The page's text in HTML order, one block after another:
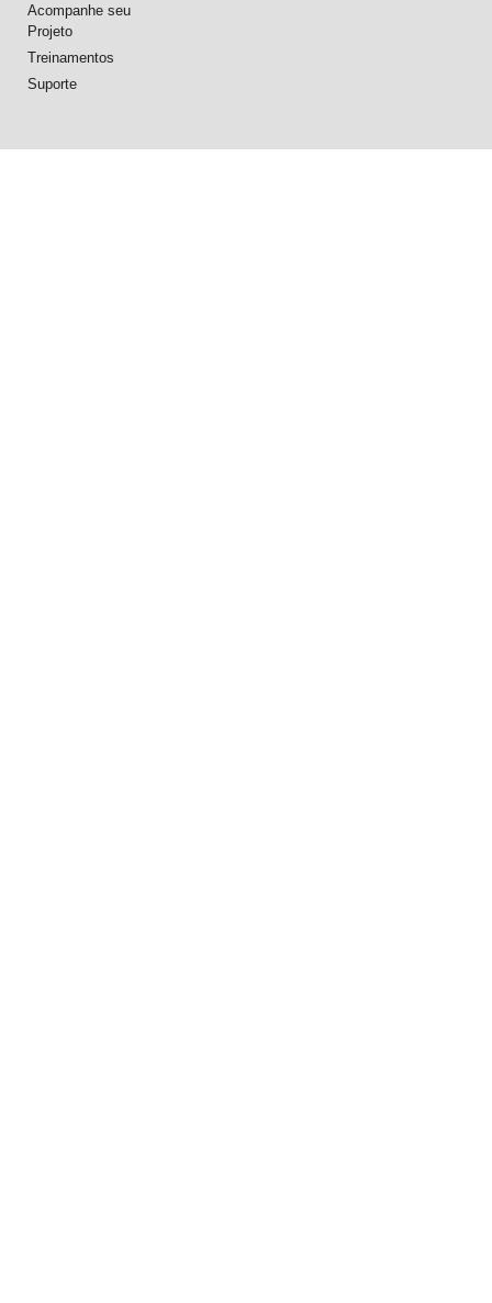
Acompanhe seu
Projeto
Treinamentos
Suporte